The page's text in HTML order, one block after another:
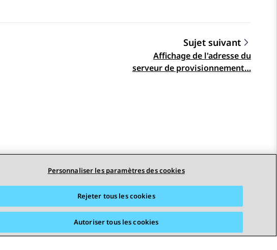
Sujet suivant
Affichage de l'adresse du
serveur de provisionnement…
Personnaliser les paramètres des cookies
Rejeter tous les cookies
Autoriser tous les cookies